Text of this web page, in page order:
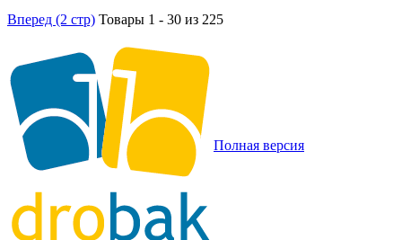
Вперед (2 стр) Товары 1 - 30 из 225
Полная версия